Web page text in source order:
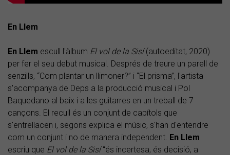
En Llem
En Llem escull l'àlbum El vol de la Sisí(autoeditat, 2020)
per fer el seu debut musical. Després de treure un parell de
senzills, “Com plantar un llimoner?” i “El prisma”, l'artista
s'acompanya de Deps a la producció musical i Pol
Baquedano al baix i a les guitarres en un treball de 7
cançons. El recull és un conjunt de capítols que
s'entrellacen i, segons explica el músic, s'han d'entendre
com un conjunt i no de manera independent. En Llem
escriu que El vol de la Sisí“és incertesa, és decisió, a